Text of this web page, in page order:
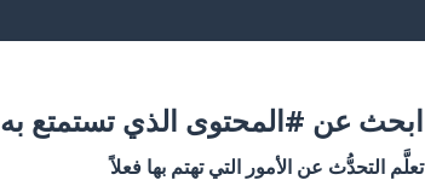
ابحث عن #المحتوى الذي تستمتع به
تعلَّم التحدُّث عن الأمور التي تهتم بها فعلاً